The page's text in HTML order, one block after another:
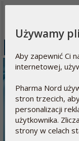
Używamy
Aby zapewnić Ci
internetowej,
Pharma Nord
stron trzecich,
personalizacji
użytkownika.
strony w celach